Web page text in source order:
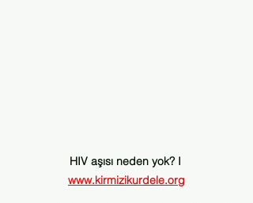
HIV aşısı neden yok? I
www.kirmizikurdele.org